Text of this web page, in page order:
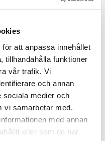
att anpassa innehållet
tillhandahålla funktioner
vår trafik. Vi
och annan
sociala medier och
vi samarbetar med.
med annan
eller som de har